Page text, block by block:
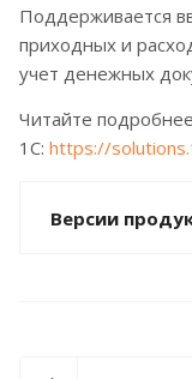
Поддерживается
приходных и
учет денежных
Читайте
1С: https://
Версии